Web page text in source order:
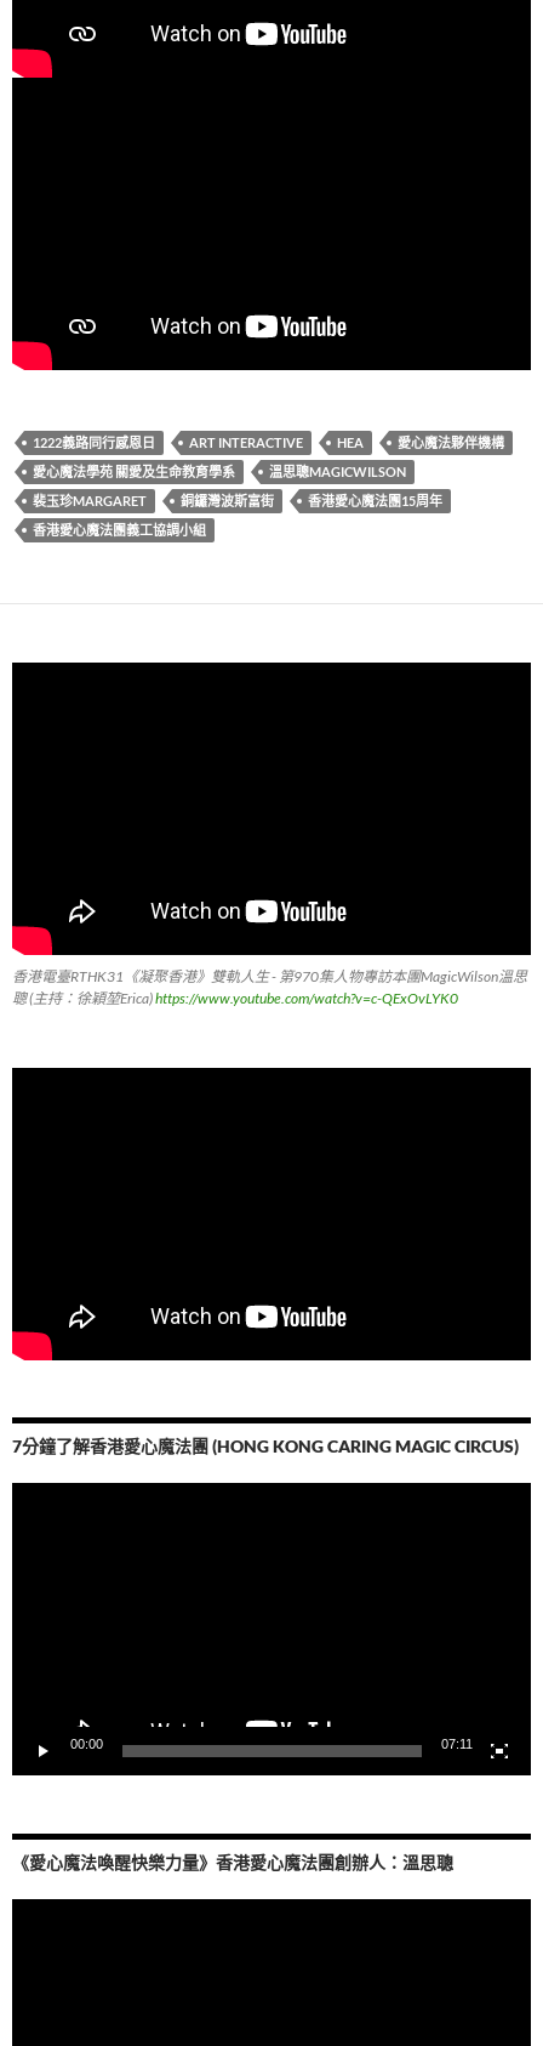
1222義路同行感恩日 ART INTERACTIVE HEA
愛心魔法夥伴機構
愛心魔法學苑 關愛及生命教育學系
溫思聰MAGICWILSON
裴玉珍MARGARET
銅鑼灣波斯富街
香港愛心魔法團15周年
香港愛心魔法團義工協調小組
香港電臺RTHK31《凝聚香港》雙軌人生 - 第970集人物專訪本團MagicWilson溫思
聰 (主持：徐穎堃Erica)https://www.youtube.com/watch?v=c-QExOvLYK0
7分鐘了解香港愛心魔法團 (HONG KONG CARING MAGIC CIRCUS)
00:00 07:11
《愛心魔法喚醒快樂力量》香港愛心魔法團創辦人：溫思聰